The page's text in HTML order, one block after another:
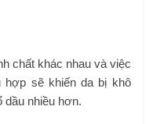
chất khác nhau và việc
sẽ khiến da bị khô
dầu nhiều hơn.